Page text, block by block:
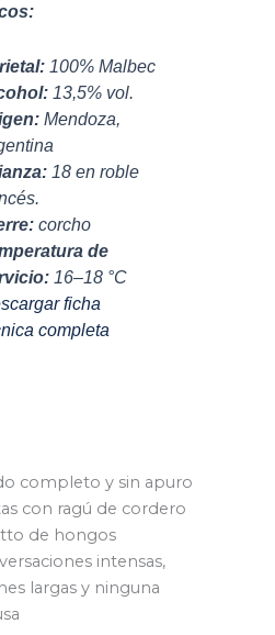
100% Malbec
13,5% vol.
Mendoza,
18 en roble
corcho
de
16–18 °C
ficha
completa
completo y sin apuro
con ragú de cordero
de hongos
intensas,
largas y ninguna